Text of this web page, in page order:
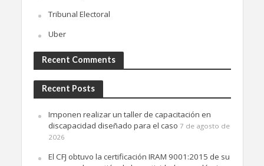
Tribunal Electoral
Uber
Recent Comments
Recent Posts
Imponen realizar un taller de capacitación en
discapacidad diseñado para el caso 7 de agosto de
2026
El CFJ obtuvo la certificación IRAM 9001:2015 de su